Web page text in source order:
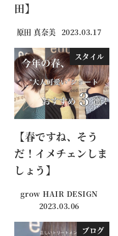
田】
原田 真奈美 投稿日
2023.03.17
スタイル
【春ですね、そう
だ！イメチェンしま
しょう】
grow HAIR DESIGN
投稿日
2023.03.06
ブログ